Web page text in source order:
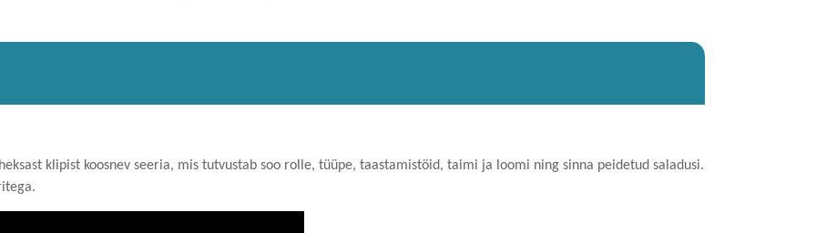
klipist koosnev seeria, mis tutvustab soo rolle, tüüpe, taastamistöid, taimi ja loomi ning sinna peidetud saladusi.